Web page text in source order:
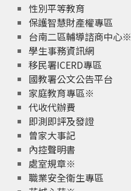
性別平等教育
保護智慧財產權專區
台南二區輔導諮商中心※
學生事務資訊網
移民署ICERD專區
國教署公文公告平台
家庭教育專區※
代收代辦費
即測即評及發證
曾家大事記
內控聲明書
處室規章※
職業安全衛生專區